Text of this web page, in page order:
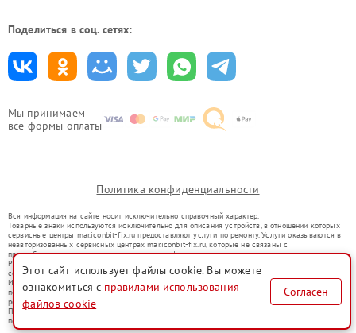
Мы принимаем
все формы оплаты
Поделиться в соц. сетях:
Политика конфиденциальности
Вся информация на сайте носит исключительно справочный характер.
Товарные знаки используются исключительно для описания устройств, в отношении которых
сервисные центры mar.iconbit-fix.ru предоставляют услуги по ремонту. Услуги оказываются в
неавторизованных сервисных центрах mar.iconbit-fix.ru, которые не связаны с
правообладателями товарных знаков или их официальными представителями.
Ремонт осуществляется для устройств, уже введенных в гражданский оборот в соответствии
со статьей 1487 ГК РФ.
Использование товарных знаков не преследует цели индивидуализации услуг или введения
потребителей в заблуждение, а служит для информирования о предоставляемых услугах по
ремонту техники указанных брендов.
Представленная на сайте информация не является публичной офертой, определяемой
положениями Статьи 437(2) Гражданского кодекса РФ
Этот сайт использует файлы cookie. Вы можете
ознакомиться с правилами использования
файлов cookie
Согласен